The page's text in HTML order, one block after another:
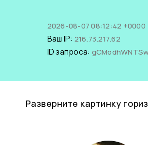
2026-08-07 08:12:42 +0000
Ваш IP: 216.73.217.62
ID запроса:
Разверните картинку